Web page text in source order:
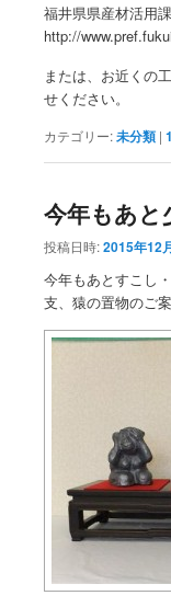
福井県県産材活用
http://
または、お近くの
せください。
カテゴリー:未分類 | 1
今年もあと
投稿日時:2015年12
今年もあとすこし
支、猿の置物のご案